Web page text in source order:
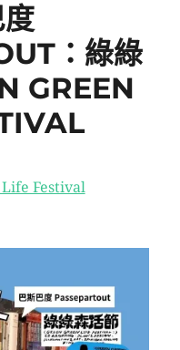
：綠綠
GREEN
Life Festival